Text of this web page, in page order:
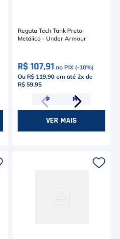
Regata Tech Tank Preto
Metálico - Under Armour
R$ 107,91 no PIX (-10%)
Ou R$ 119,90 em até 2x de
R$ 59,95
P M
VER MAIS